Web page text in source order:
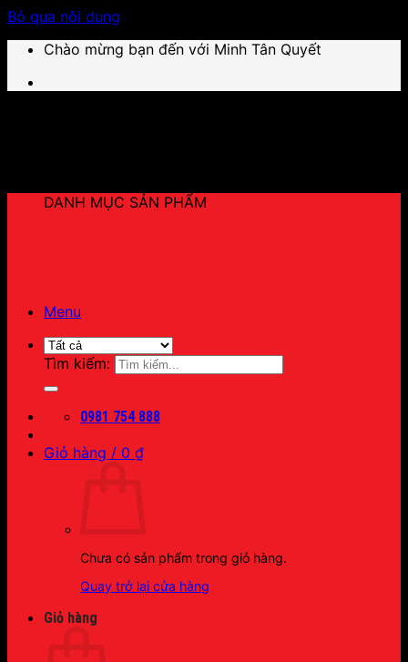
Bỏ qua nội dung
Chào mừng bạn đến với Minh Tân Quyết
Menu
Tìm kiếm:
0981 754 888
Giỏ hàng / 0 ₫
Chưa có sản phẩm trong giỏ hàng.
Quay trở lại cửa hàng
Giỏ hàng
DANH MỤC SẢN PHẨM